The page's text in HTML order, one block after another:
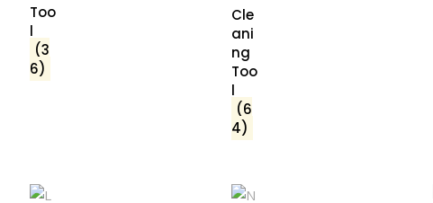
Too
l
(3
6)
Cle
ani
ng
Too
l
(6
4)